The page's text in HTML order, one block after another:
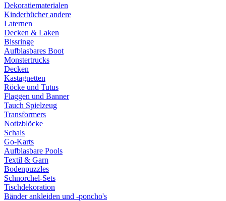
Dekoratiematerialen
Kinderbücher andere
Laternen
Decken & Laken
Bissringe
Aufblasbares Boot
Monstertrucks
Decken
Kastagnetten
Röcke und Tutus
Flaggen und Banner
Tauch Spielzeug
Transformers
Notizblöcke
Schals
Go-Karts
Aufblasbare Pools
Textil & Garn
Bodenpuzzles
Schnorchel-Sets
Tischdekoration
Bänder ankleiden und -poncho's